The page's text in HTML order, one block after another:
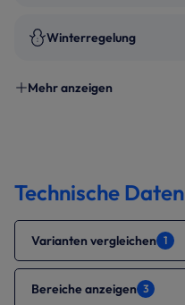
Winterregelung
Mehr anzeigen
Technische Daten
Varianten vergleichen 1
Bereiche anzeigen 3